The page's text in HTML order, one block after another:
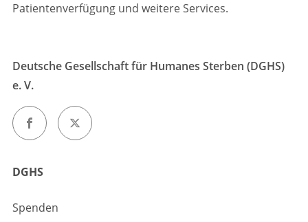
Patientenverfügung und weitere Services.
Deutsche Gesellschaft für Humanes Sterben (DGHS)
e. V.
DGHS
Spenden